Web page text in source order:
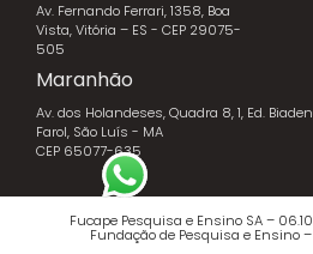
Av. Fernando Ferrari, 1358, Boa
Vista, Vitória – ES - CEP 29075-
505
Maranhão
Av. dos Holandeses, Quadra 8, 1, Ed.
Farol, São Luís - MA
CEP 65077-635
Fucape Pesquisa e Ensino SA –
Fundação de Pesquisa e Ensino